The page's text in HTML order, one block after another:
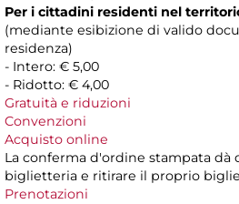
Per i cittadini residenti nel
(mediante esibizione di valido
residenza)
- Intero: € 5,00
- Ridotto: € 4,00
Gratuità e riduzioni
Convenzioni
Acquisto online
La conferma d'ordine stampata dà
biglietteria e ritirare il proprio
Prenotazioni